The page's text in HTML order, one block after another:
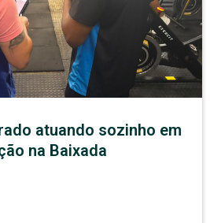
atuando sozinho em
na Baixada